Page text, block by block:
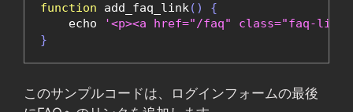
function add_faq_link()
{
    echo
'<p><a href="/faq" class="faq-
}
このサンプルコードは、ログインフォームの最後